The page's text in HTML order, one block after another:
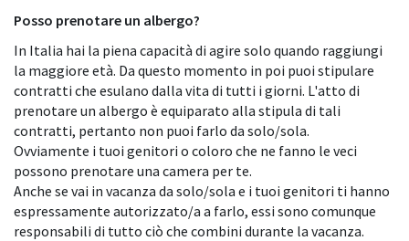
Posso prenotare un albergo?
In Italia hai la piena capacità di agire solo quando raggiungi
la maggiore età. Da questo momento in poi puoi stipulare
contratti che esulano dalla vita di tutti i giorni. L'atto di
prenotare un albergo è equiparato alla stipula di tali
contratti, pertanto non puoi farlo da solo/sola.
Ovviamente i tuoi genitori o coloro che ne fanno le veci
possono prenotare una camera per te.
Anche se vai in vacanza da solo/sola e i tuoi genitori ti hanno
espressamente autorizzato/a a farlo, essi sono comunque
responsabili di tutto ciò che combini durante la vacanza.